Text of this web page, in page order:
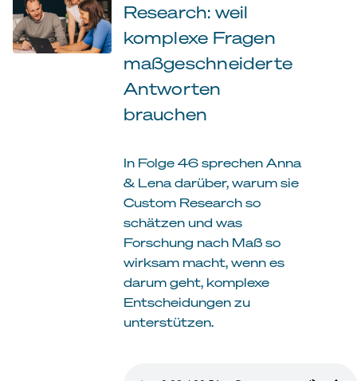
Research: weil
komplexe Fragen
maßgeschneiderte
Antworten
brauchen
In Folge 46 sprechen Anna
& Lena darüber, warum sie
Custom Research so
schätzen und was
Forschung nach Maß so
wirksam macht, wenn es
darum geht, komplexe
Entscheidungen zu
unterstützen.